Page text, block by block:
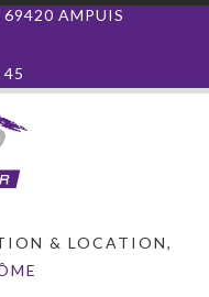
69420 AMPUIS
& LOCATION,